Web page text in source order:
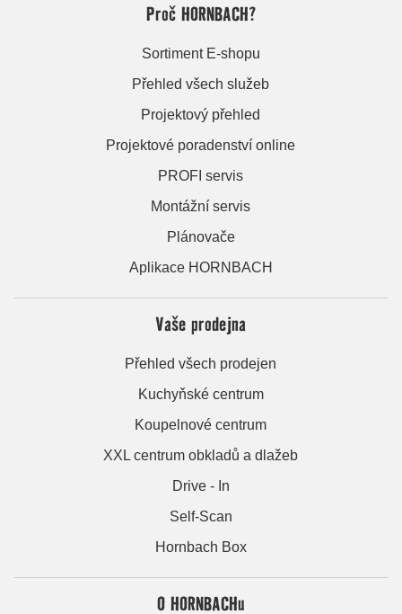
Proč HORNBACH?
Sortiment E-shopu
Přehled všech služeb
Projektový přehled
Projektové poradenství online
PROFI servis
Montážní servis
Plánovače
Aplikace HORNBACH
Vaše prodejna
Přehled všech prodejen
Kuchyňské centrum
Koupelnové centrum
XXL centrum obkladů a dlažeb
Drive - In
Self-Scan
Hornbach Box
O HORNBACHu